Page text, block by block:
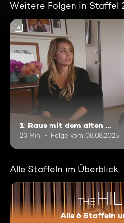
Weitere Folgen in Staffel
6
1: Raus mit dem alten ...
20 Min. Folge vom 08.08.2025
Alle Staffeln im Überblick
Alle 6 Staffeln